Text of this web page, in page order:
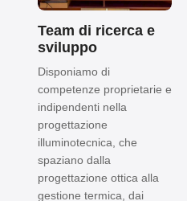
Team di ricerca e
sviluppo
Disponiamo di
competenze proprietarie e
indipendenti nella
progettazione
illuminotecnica, che
spaziano dalla
progettazione ottica alla
gestione termica, dai